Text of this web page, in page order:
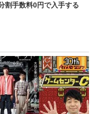
割手数料0円で入手する